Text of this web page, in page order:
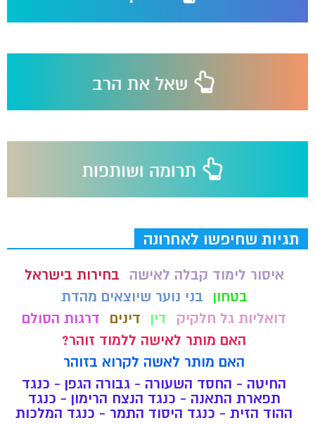
תגיות שחיפשו לאחרונה
איסור לימוד קבלה לאישה
בחירות בישראל
בטחון
בני נוער שיוצאים מהדת
דואליות גל חלקיק
דין דינים
דרגות הסולם
האם מותר לאישה ללמוד זוהר?
האם מותר לאשה לקרוא בזוהר
החיטה - החסד השעורה - גבורה הגפן - כנגד
תפארת התאנה - כנגד הנצח הרימון - כנגד
ההוד הזית - כנגד היסוד התמר - כנגד המלכות